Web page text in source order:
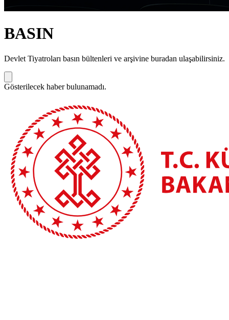
BASIN
Devlet Tiyatroları basın bültenleri ve arşivine buradan ulaşabilirsiniz.
Gösterilecek haber bulunamadı.